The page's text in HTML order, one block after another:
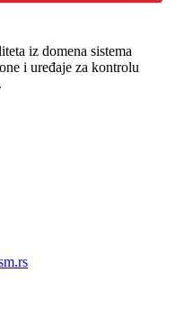
iz domena sistema
i uređaje za kontrolu